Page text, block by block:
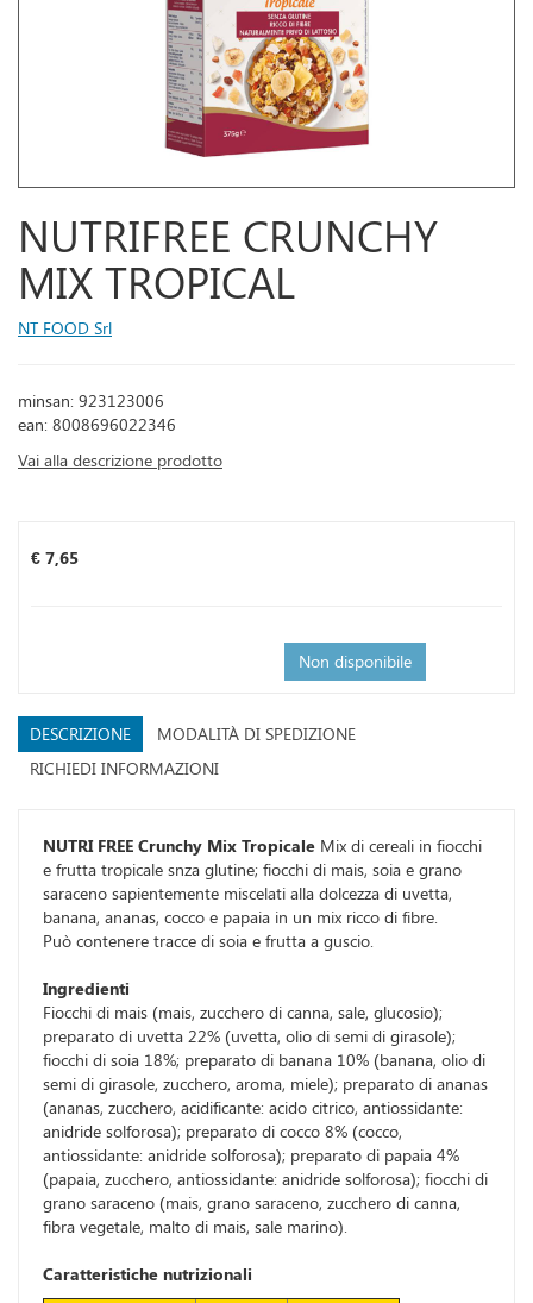
NUTRIFREE CRUNCHY
MIX TROPICAL
NT FOOD Srl
minsan: 923123006
ean: 8008696022346
Vai alla descrizione prodotto
Prezzo
€ 7,65
Non disponibile
DESCRIZIONE
MODALITÀ DI SPEDIZIONE
RICHIEDI INFORMAZIONI
NUTRI FREE Crunchy Mix Tropicale Mix di cereali in fiocchi
e frutta tropicale snza glutine; fiocchi di mais, soia e grano
saraceno sapientemente miscelati alla dolcezza di uvetta,
banana, ananas, cocco e papaia in un mix ricco di fibre.
Può contenere tracce di soia e frutta a guscio.
Ingredienti
Fiocchi di mais (mais, zucchero di canna, sale, glucosio);
preparato di uvetta 22% (uvetta, olio di semi di girasole);
fiocchi di soia 18%; preparato di banana 10% (banana, olio di
semi di girasole, zucchero, aroma, miele); preparato di ananas
(ananas, zucchero, acidificante: acido citrico, antiossidante:
anidride solforosa); preparato di cocco 8% (cocco,
antiossidante: anidride solforosa); preparato di papaia 4%
(papaia, zucchero, antiossidante: anidride solforosa); fiocchi di
grano saraceno (mais, grano saraceno, zucchero di canna,
fibra vegetale, malto di mais, sale marino).
Caratteristiche nutrizionali